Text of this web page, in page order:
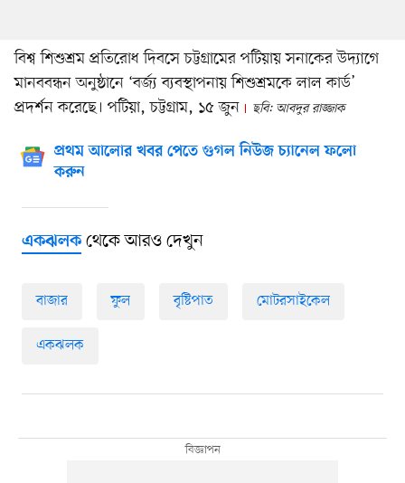
বিশ্ব শিশুশ্রম প্রতিরোধ দিবসে চট্টগ্রামের পটিয়ায় সনাকের উদ্যাগে
মানববন্ধন অনুষ্ঠানে ‘বর্জ্য ব্যবস্থাপনায় শিশুশ্রমকে লাল কার্ড’
প্রদর্শন করেছে। পটিয়া, চট্টগ্রাম, ১৫ জুন
ছবি: আবদুর রাজ্জাক
প্রথম আলোর খবর পেতে গুগল নিউজ চ্যানেল ফলো
করুন
একঝলকথেকে আরও দেখুন
বাজার ফুল বৃষ্টিপাত মোটরসাইকেল
একঝলক